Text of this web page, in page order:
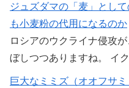
ジュズダマの「麦」とし
も小麦粉の代用になるのか
ロシアのウクライナ侵攻
ぼしつつありますね。 イ
巨大なミミズ（オオフサ